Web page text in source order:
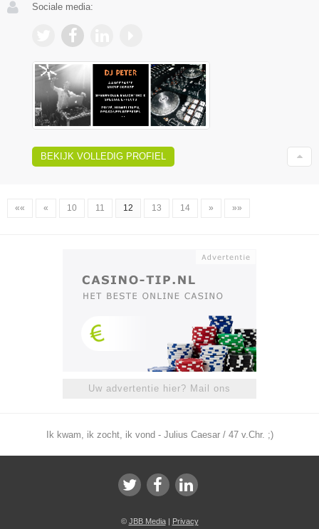
Sociale media:
BEKIJK VOLLEDIG PROFIEL
«« « 10 11 12 13 14 » »»
Uw advertentie hier? Mail ons
Ik kwam, ik zocht, ik vond - Julius Caesar / 47 v.Chr. ;)
© JBB Media| Privacy